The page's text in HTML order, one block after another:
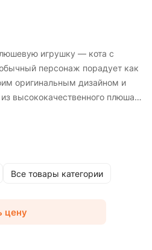
игрушку — кота с
персонаж порадует как
оригинальным дизайном и
высококачественного плюша,
и игр, создавая атмосферу
подарком для любителей
Все товары категории
цену